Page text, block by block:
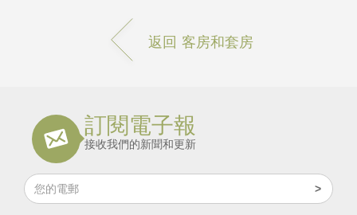
返回 客房和套房
訂閱電子報
接收我們的新聞和更新